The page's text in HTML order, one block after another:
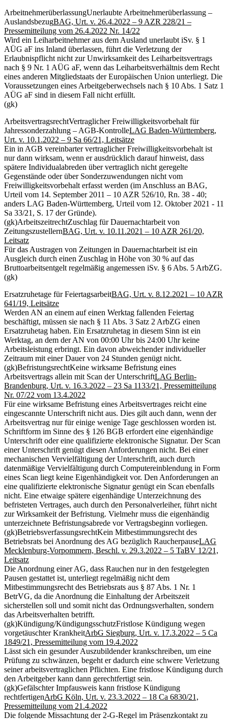
ArbeitnehmerüberlassungUnerlaubte Arbeitnehmerüberlassung –
AuslandsbezugBAG, Urt. v. 26.4.2022 – 9 AZR 228/21 –
Pressemitteilung vom 26.4.2022 Nr. 14/22
Wird ein Leiharbeitnehmer aus dem Ausland unerlaubt iSv. § 1
AÜG aF ins Inland überlassen, führt die Verletzung der
Erlaubnispflicht nicht zur Unwirksamkeit des Leiharbeitsvertrags
nach § 9 Nr. 1 AÜG aF, wenn das Leiharbeitsverhältnis dem Recht
eines anderen Mitgliedstaats der Europäischen Union unterliegt. Die
Voraussetzungen eines Arbeitgeberwechsels nach § 10 Abs. 1 Satz 1
AÜG aF sind in diesem Fall nicht erfüllt.
(gk)
ArbeitsvertragsrechtVertraglicher Freiwilligkeitsvorbehalt für
Jahressonderzahlung – AGB-KontrolleLAG Baden-Württemberg,
Urt. v. 10.1.2022 – 9 Sa 66/21, Leitsätze
Ein in AGB vereinbarter vertraglicher Freiwilligkeitsvorbehalt ist
nur dann wirksam, wenn er ausdrücklich darauf hinweist, dass
spätere Individualabreden über vertraglich nicht geregelte
Gegenstände oder über Sonderzuwendungen nicht vom
Freiwilligkeitsvorbehalt erfasst werden (im Anschluss an BAG,
Urteil vom 14. September 2011 – 10 AZR 526/10, Rn. 38 - 40;
anders LAG Baden-Württemberg, Urteil vom 12. Oktober 2021 - 11
Sa 33/21, S. 17 der Gründe).
(gk)ArbeitszeitrechtZuschlag für Dauernachtarbeit von
ZeitungszustellernBAG, Urt. v. 10.11.2021 – 10 AZR 261/20,
Leitsatz
Für das Austragen von Zeitungen in Dauernachtarbeit ist ein
Ausgleich durch einen Zuschlag in Höhe von 30 % auf das
Bruttoarbeitsentgelt regelmäßig angemessen iSv. § 6 Abs. 5 ArbZG.
(gk)
Ersatzruhetage für FeiertagsarbeitBAG, Urt. v. 8.12.2021 – 10 AZR
641/19, Leitsätze
Werden AN an einem auf einen Werktag fallenden Feiertag
beschäftigt, müssen sie nach § 11 Abs. 3 Satz 2 ArbZG einen
Ersatzruhetag haben. Ein Ersatzruhetag in diesem Sinn ist ein
Werktag, an dem der AN von 00:00 Uhr bis 24:00 Uhr keine
Arbeitsleistung erbringt. Ein davon abweichender individueller
Zeitraum mit einer Dauer von 24 Stunden genügt nicht.
(gk)BefristungsrechtKeine wirksame Befristung eines
Arbeitsvertrags allein mit Scan der UnterschriftLAG Berlin-
Brandenburg, Urt. v. 16.3.2022 – 23 Sa 1133/21, Pressemitteilung
Nr. 07/22 vom 13.4.2022
Für eine wirksame Befristung eines Arbeitsvertrages reicht eine
eingescannte Unterschrift nicht aus. Dies gilt auch dann, wenn der
Arbeitsvertrag nur für einige wenige Tage geschlossen worden ist.
Schriftform im Sinne des § 126 BGB erfordert eine eigenhändige
Unterschrift oder eine qualifizierte elektronische Signatur. Der Scan
einer Unterschrift genügt diesen Anforderungen nicht. Bei einer
mechanischen Vervielfältigung der Unterschrift, auch durch
datenmäßige Vervielfältigung durch Computereinblendung in Form
eines Scan liegt keine Eigenhändigkeit vor. Den Anforderungen an
eine qualifizierte elektronische Signatur genügt ein Scan ebenfalls
nicht. Eine etwaige spätere eigenhändige Unterzeichnung des
befristeten Vertrages, auch durch den Personalverleiher, führt nicht
zur Wirksamkeit der Befristung. Vielmehr muss die eigenhändig
unterzeichnete Befristungsabrede vor Vertragsbeginn vorliegen.
(gk)BetriebsverfassungsrechtKein Mitbestimmungsrecht des
Betriebsrats bei Anordnung des AG bezüglich RaucherpauseLAG
Mecklenburg-Vorpommern, Beschl. v. 29.3.2022 – 5 TaBV 12/21,
Leitsatz
Die Anordnung einer AG, dass Rauchen nur in den festgelegten
Pausen gestattet ist, unterliegt regelmäßig nicht dem
Mitbestimmungsrecht des Betriebsrats aus § 87 Abs. 1 Nr. 1
BetrVG, da die Anordnung die Einhaltung der Arbeitszeit
sicherstellen soll und somit nicht das Ordnungsverhalten, sondern
das Arbeitsverhalten betrifft.
(gk)Kündigung/KündigungsschutzFristlose Kündigung wegen
vorgetäuschter KrankheitArbG Siegburg, Urt. v. 17.3.2022 – 5 Ca
1849/21, Pressemitteilung vom 19.4.2022
Lässt sich ein gesunder Auszubildender krankschreiben, um eine
Prüfung zu schwänzen, begeht er dadurch eine schwere Verletzung
seiner arbeitsvertraglichen Pflichten. Eine fristlose Kündigung durch
den Arbeitgeber kann dann gerechtfertigt sein.
(gk)Gefälschter Impfausweis kann fristlose Kündigung
rechtfertigenArbG Köln, Urt. v. 23.3.2022 – 18 Ca 6830/21,
Pressemitteilung vom 21.4.2022
Die folgende Missachtung der 2-G-Regel im Präsenzkontakt zu